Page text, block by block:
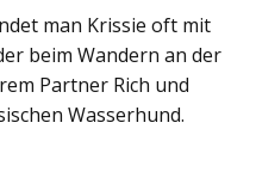
man Krissie oft mit
beim Wandern an der
Partner Rich und
Wasserhund.